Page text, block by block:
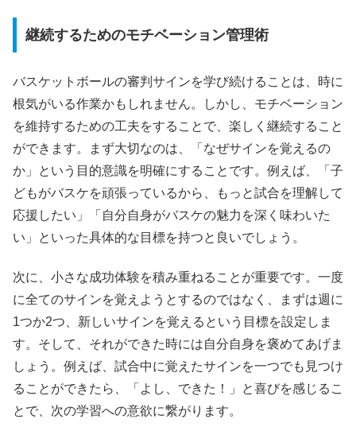
継続するためのモチベーション管理術
バスケットボールの審判サインを学び続けることは、時に
根気がいる作業かもしれません。しかし、モチベーション
を維持するための工夫をすることで、楽しく継続すること
ができます。まず大切なのは、「なぜサインを覚えるの
か」という目的意識を明確にすることです。例えば、「子
どもがバスケを頑張っているから、もっと試合を理解して
応援したい」「自分自身がバスケの魅力を深く味わいた
い」といった具体的な目標を持つと良いでしょう。
次に、小さな成功体験を積み重ねることが重要です。一度
に全てのサインを覚えようとするのではなく、まずは週に
1つか2つ、新しいサインを覚えるという目標を設定しま
す。そして、それができた時には自分自身を褒めてあげま
しょう。例えば、試合中に覚えたサインを一つでも見つけ
ることができたら、「よし、できた！」と喜びを感じるこ
とで、次の学習への意欲に繋がります。